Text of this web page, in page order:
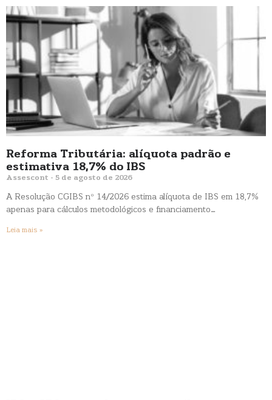
Reforma Tributária: alíquota padrão e
estimativa 18,7% do IBS
Assescont 5 de agosto de 2026
A Resolução CGIBS nº 14/2026 estima alíquota de IBS em 18,7%
apenas para cálculos metodológicos e financiamento…
Leia mais »